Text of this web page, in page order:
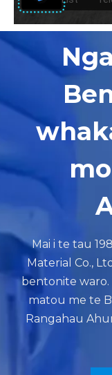
Mai i te tau
Material Co.,
bentonite waro.
matou me te
Rangahau